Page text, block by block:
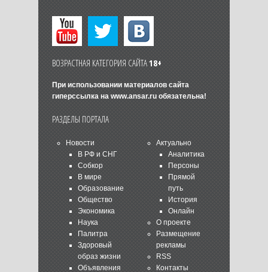
ВОЗРАСТНАЯ КАТЕГОРИЯ САЙТА18+
При использовании материалов сайта
гиперссылка на www.ansar.ruобязательна!
РАЗДЕЛЫ ПОРТАЛА
Новости
В РФ и СНГ
Собкор
В мире
Образование
Общество
Экономика
Наука
Палитра
Здоровый
образ жизни
Объявления
Актуально
Аналитика
Персоны
Прямой
путь
История
Онлайн
О проекте
Размещение
рекламы
RSS
Контакты